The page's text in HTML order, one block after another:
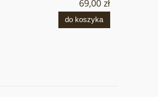
69,00 zł
do koszyka